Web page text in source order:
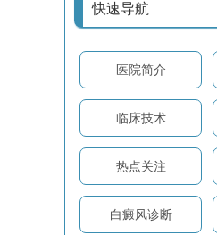
快速导航
医院简介
临床技术
热点关注
白癜风诊断